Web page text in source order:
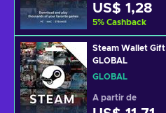
US$ 1,28
5% Cashback
Steam Wallet Gift
GLOBAL
GLOBAL
A partir de